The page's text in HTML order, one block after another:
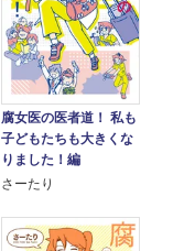
腐女医の医者道！ 私も
子どもたちも大きくな
りました！編
さーたり